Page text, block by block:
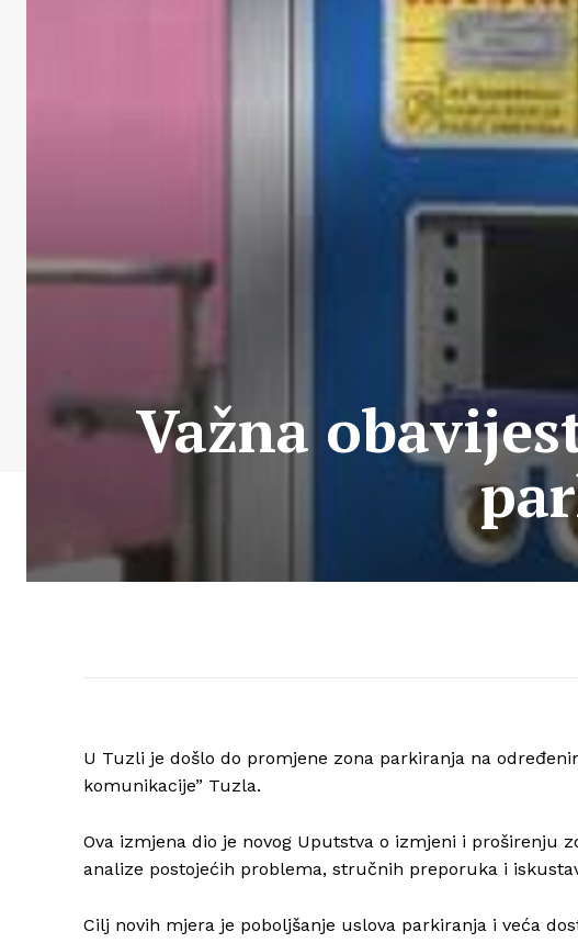
Važna
U Tuzli je došlo do promjene zona parkiranja na
komunikacije” Tuzla.
Ova izmjena dio je novog Uputstva o izmjeni i proširenju
analize postojećih problema, stručnih preporuka i
Cilj novih mjera je poboljšanje uslova parkiranja i veća